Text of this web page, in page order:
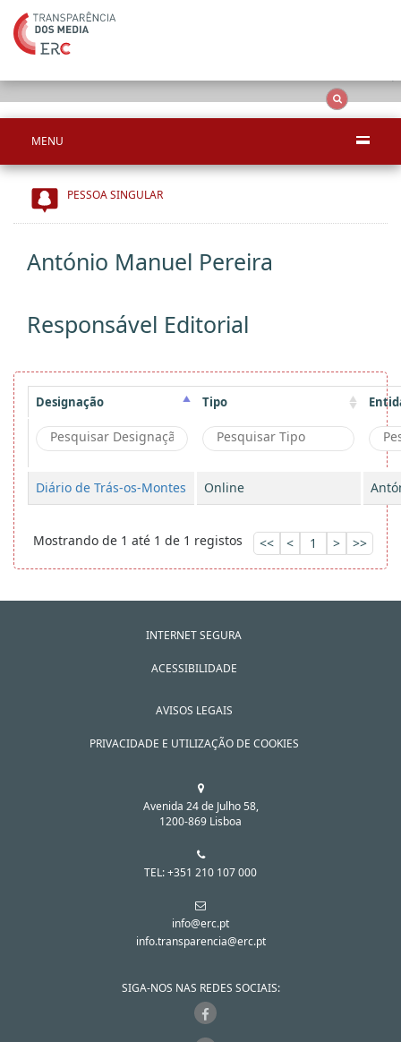
MENU
PESSOA SINGULAR
António Manuel Pereira
Responsável Editorial
Designação Tipo
Diário de Trás-os-Montes Online
Mostrando de 1 até 1 de 1 registos << < 1 > >>
INTERNET SEGURA
ACESSIBILIDADE
AVISOS LEGAIS
PRIVACIDADE E UTILIZAÇÃO DE COOKIES
Avenida 24 de Julho 58,
1200-869 Lisboa
TEL: +351 210 107 000
info@erc.pt
info.transparencia@erc.pt
SIGA-NOS NAS REDES SOCIAIS: